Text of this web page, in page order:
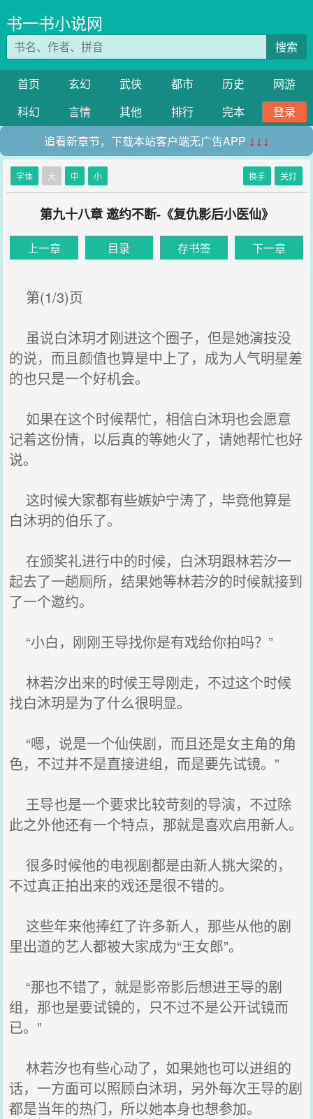
书一书小说网
搜索
首页 玄幻 武侠 都市 历史
网游
科幻
言情 其他 排行 完本
登录
追看新章节，下载本站客户端无广告APP ↓↓↓
字体 大 中 小 换手 关灯
第九十八章 邀约不断-《复仇影后小医仙》
上一章 目录 存书签 下一章
第(1/3)页
虽说白沐玥才刚进这个圈子，但是她演技没
的说，而且颜值也算是中上了，成为人气明星差
的也只是一个好机会。
如果在这个时候帮忙，相信白沐玥也会愿意
记着这份情，以后真的等她火了，请她帮忙也好
说。
这时候大家都有些嫉妒宁涛了，毕竟他算是
白沐玥的伯乐了。
在颁奖礼进行中的时候，白沐玥跟林若汐一
起去了一趟厕所，结果她等林若汐的时候就接到
了一个邀约。
“小白，刚刚王导找你是有戏给你拍吗？”
林若汐出来的时候王导刚走，不过这个时候
找白沐玥是为了什么很明显。
“嗯，说是一个仙侠剧，而且还是女主角的角
色，不过并不是直接进组，而是要先试镜。”
王导也是一个要求比较苛刻的导演，不过除
此之外他还有一个特点，那就是喜欢启用新人。
很多时候他的电视剧都是由新人挑大梁的，
不过真正拍出来的戏还是很不错的。
这些年来他捧红了许多新人，那些从他的剧
里出道的艺人都被大家成为“王女郎”。
“那也不错了，就是影帝影后想进王导的剧
组，那也是要试镜的，只不过不是公开试镜而
已。”
林若汐也有些心动了，如果她也可以进组的
话，一方面可以照顾白沐玥，另外每次王导的剧
都是当年的热门，所以她本身也想参加。